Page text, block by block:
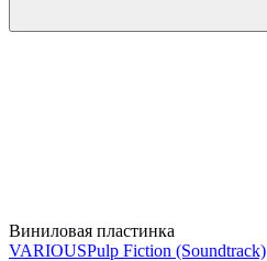
Виниловая пластинка
VARIOUSPulp Fiction (Soundtrack)